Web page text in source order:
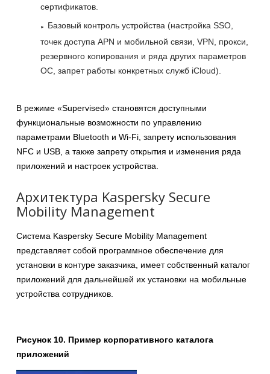
сертификатов.
Базовый контроль устройства (настройка SSO,
точек доступа APN и мобильной связи, VPN, прокси,
резервного копирования и ряда других параметров
ОС, запрет работы конкретных служб iCloud).
В режиме «Supervised» становятся доступными
функциональные возможности по управлению
параметрами Bluetooth и Wi-Fi, запрету использования
NFC и USB, а также запрету открытия и изменения ряда
приложений и настроек устройства.
Архитектура Kaspersky Secure
Mobility Management
Система Kaspersky Secure Mobility Management
представляет собой программное обеспечение для
установки в контуре заказчика, имеет собственный каталог
приложений для дальнейшей их установки на мобильные
устройства сотрудников.
Рисунок 10. Пример корпоративного каталога
приложений